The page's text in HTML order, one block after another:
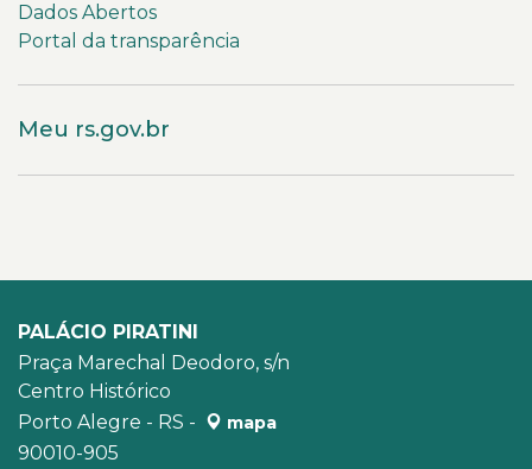
Dados Abertos
Portal da transparência
Meu rs.gov.br
PALÁCIO PIRATINI
Praça Marechal Deodoro, s/n
Centro Histórico
Porto Alegre - RS -
mapa
90010-905